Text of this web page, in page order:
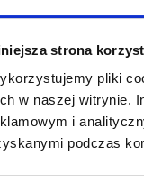
strona
pliki
w naszej witrynie.
i
podczas
Zarząd i
sklepów
stanowią
klientów i rozwój
wynagrodzenie
Polska.